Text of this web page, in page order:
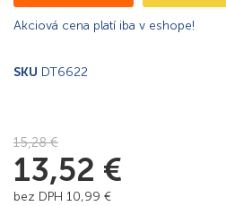
Akciová cena platí iba v eshope!
SKU DT6622
15,28€
13,52 €
bez DPH 10,99 €